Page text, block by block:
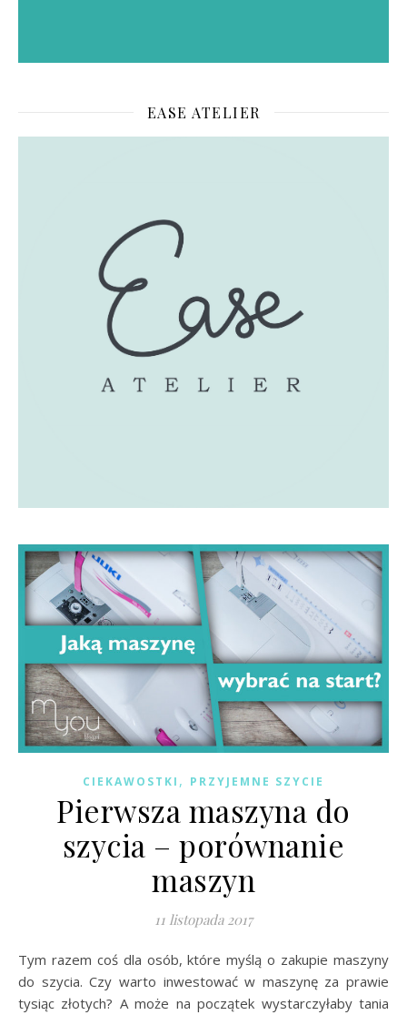
EASE ATELIER
CIEKAWOSTKI , PRZYJEMNE SZYCIE
Pierwsza maszyna do
szycia – porównanie
maszyn
11 listopada 2017
Tym razem coś dla osób, które myślą o zakupie maszyny
do szycia. Czy warto inwestować w maszynę za prawie
tysiąc złotych? A może na początek wystarczyłaby tania